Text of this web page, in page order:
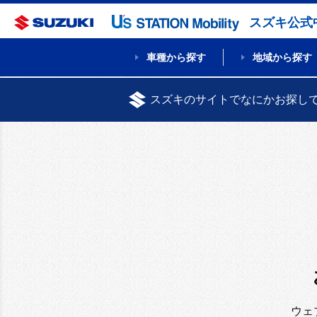
スズキ公式
車種から探す 地域から探す
スズキのサイトでなにかお探し
ウェ